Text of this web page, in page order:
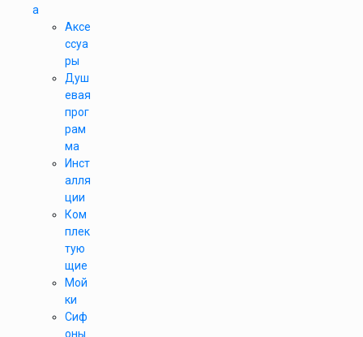
а
Аксе
ссуа
ры
Душ
евая
прог
рам
ма
Инст
алля
ции
Ком
плек
тую
щие
Мой
ки
Сиф
оны